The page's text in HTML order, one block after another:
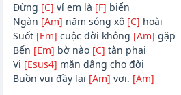
Đừng [C] ví em là [F] biển
Ngàn [Am] năm sóng xô [C] hoài
Suốt [Em] cuộc đời không [Am] gặp
Bến [Em] bờ nào [C] tàn phai
Vị [Esus4] mặn dâng cho đời
Buồn vui đầy lại [Am] vơi. [Am]